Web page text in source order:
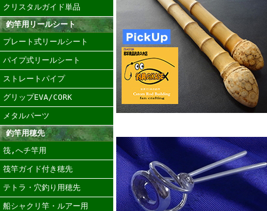
クリスタルガイド単品
釣竿用リールシート
プレート式リールシート
パイプ式リールシート
ストレートパイプ
グリップEVA/CORK
メタルパーツ
釣竿用穂先
筏,へチ竿用
筏竿ガイド付き穂先
テトラ・穴釣り用穂先
船シャクリ竿・ルアー用